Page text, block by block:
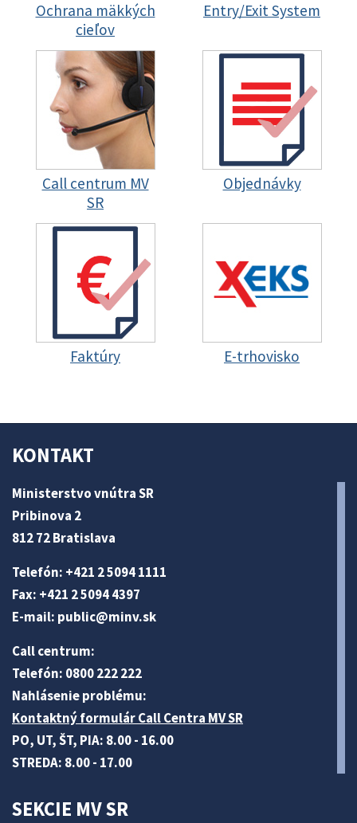
Ochrana mäkkých
cieľov
Entry/Exit System
Call centrum MV
SR
Objednávky
Faktúry E-trhovisko
KONTAKT
Ministerstvo vnútra SR
Pribinova 2
812 72 Bratislava
Telefón: +421 2 5094 1111
Fax: +421 2 5094 4397
E-mail: public@minv.sk
Call centrum:
Telefón: 0800 222 222
Nahlásenie problému:
Kontaktný formulár Call Centra MV SR
PO, UT, ŠT, PIA: 8.00 - 16.00
STREDA: 8.00 - 17.00
SEKCIE MV SR